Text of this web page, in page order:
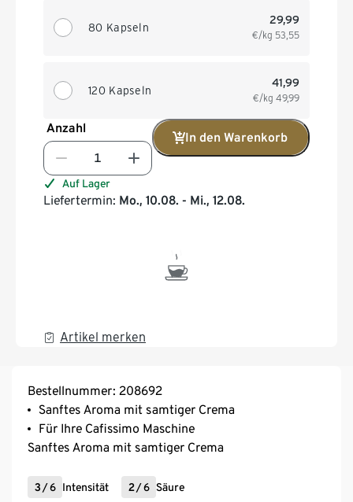
80 Kapseln
29,99
€/kg 53,55
120 Kapseln
41,99
€/kg 49,99
Anzahl
In den Warenkorb
Auf Lager
Liefertermin: Mo., 10.08. - Mi., 12.08.
Artikel merken
Bestellnummer: 208692
Sanftes Aroma mit samtiger Crema
Für Ihre Cafissimo Maschine
Sanftes Aroma mit samtiger Crema
3 /6 Intensität 2 /6 Säure